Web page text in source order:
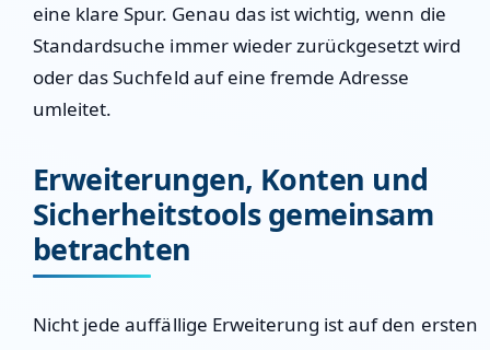
eine klare Spur. Genau das ist wichtig, wenn die
Standardsuche immer wieder zurückgesetzt wird
oder das Suchfeld auf eine fremde Adresse
umleitet.
Erweiterungen, Konten und
Sicherheitstools gemeinsam
betrachten
Nicht jede auffällige Erweiterung ist auf den ersten